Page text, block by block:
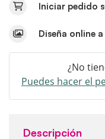
Iniciar pedido
Diseña online
¿No
Puedes hacer el
Descripción